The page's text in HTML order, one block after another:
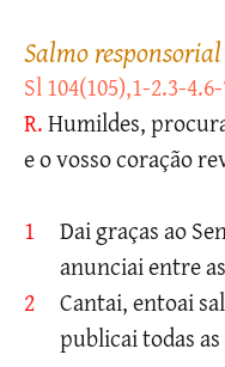
salmo responsorial
Sl 104(105),1-2.3-
R.Humildes,
e o vosso coração
1
Dai graças ao
anunciai entre
2
Cantai, entoai
publicai todas